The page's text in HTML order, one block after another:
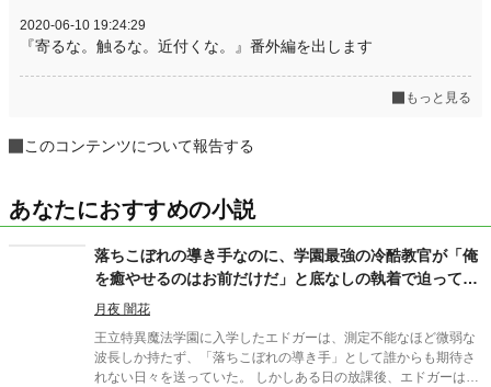
2020-06-10 19:24:29
『寄るな。触るな。近付くな。』番外編を出します
もっと見る
このコンテンツについて報告する
あなたにおすすめの小説
落ちこぼれの導き手なのに、学園最強の冷酷教官が「俺
を癒やせるのはお前だけだ」と底なしの執着で迫ってき
ます
月夜 闇花
王立特異魔法学園に入学したエドガーは、測定不能なほど微弱な
波長しか持たず、「落ちこぼれの導き手」として誰からも期待さ
れない日々を送っていた。 しかしある日の放課後、エドガーは学